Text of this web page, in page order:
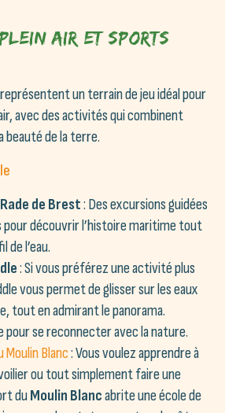
Air et Sports
un terrain de jeu idéal pour
avec des activités qui combinent
beauté de la terre.
de Brest: Des excursions guidées
pour découvrir l’histoire maritime tout
de l’eau.
: Si vous préférez une activité plus
vous permet de glisser sur les eaux
tout en admirant le panorama.
pour se reconnecter avec la nature.
Moulin Blanc: Vous voulez apprendre à
ou tout simplement faire une
duMoulin Blancabrite une école de